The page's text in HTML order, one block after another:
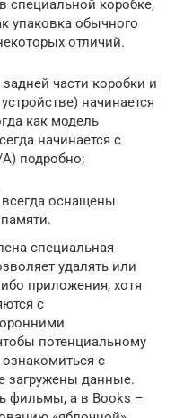
специальной коробке,
упаковка обычного
отличий.
части коробки и
начинается
как модель
начинается с
подробно;
оснащены
специальная
удалять или
приложения, хотя
с
потенциальному
с
загружены данные.
фильмы, а в Books –